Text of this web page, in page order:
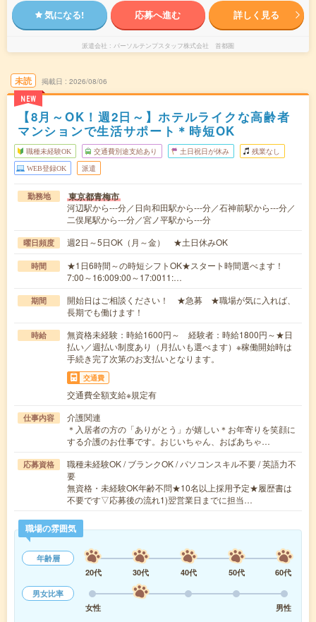
気になる! 応募へ進む 詳しく見る
派遣会社 パーソルテンプスタッフ株式会社 首都圏
未読
NEW
掲載日 2026/08/06
【8月～OK！週2日～】ホテルライクな高齢者
マンションで生活サポート＊時短OK
職種未経験OK 交通費別途支給あり 土日祝日が休み 残業なし
WEB登録OK 派遣
勤務地 東京都青梅市
河辺駅から---分／日向和田駅から---分／石神前駅から---分／
二俣尾駅から---分／宮ノ平駅から---分
曜日頻度 週2日～5日OK（月～金） ★土日休みOK
時間
★1日6時間～の時短シフトOK★スタート時間選べます！
7:00～16:009:00～17:0011:…
期間
開始日はご相談ください！ ★急募 ★職場が気に入れば、
長期でも働けます！
時給
無資格未経験：時給1600円～ 経験者：時給1800円～★日
払い／週払い制度あり（月払いも選べます）※稼働開始時は
手続き完了次第のお支払いとなります。
交通費
交通費全額支給※規定有
仕事内容
介護関連
＊入居者の方の「ありがとう」が嬉しい＊お年寄りを笑顔に
する介護のお仕事です。おじいちゃん、おばあちゃ…
応募資格
職種未経験OK / ブランクOK / パソコンスキル不要 / 英語力不
要
無資格・未経験OK年齢不問★10名以上採用予定★履歴書は
不要です▽応募後の流れ1)翌営業日までに担当…
職場の雰囲気
年齢層
20代
30代 40代 50代
60代
男女比率
女性
男性